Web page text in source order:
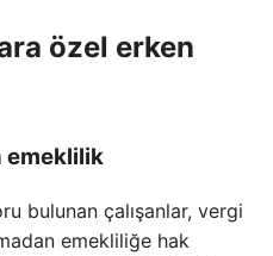
özel erken
emeklilik
bulunan çalışanlar, vergi
emekliliğe hak